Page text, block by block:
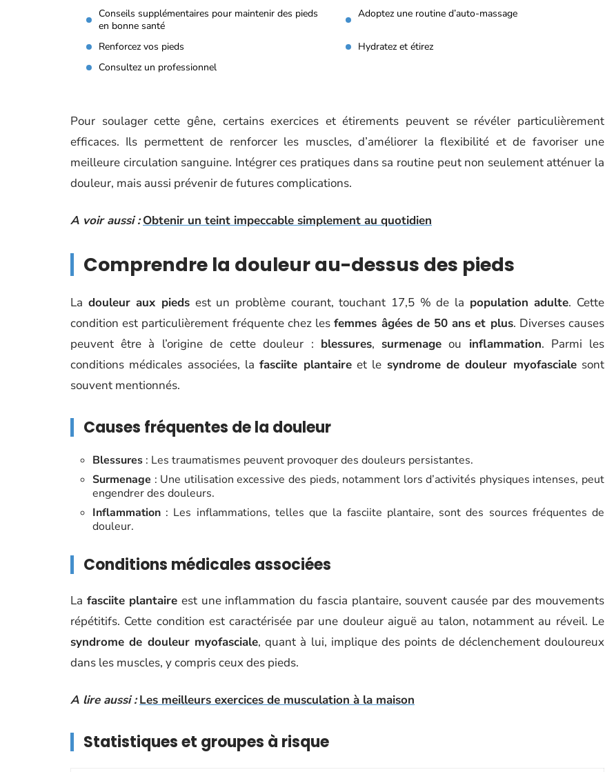
Conseils supplémentaires pour maintenir des pieds
en bonne santé
Adoptez une routine d’auto-massage
Renforcez vos pieds
Hydratez et étirez
Consultez un professionnel
Pour soulager cette gêne, certains exercices et étirements peuvent se révéler particulièrement
efficaces. Ils permettent de renforcer les muscles, d’améliorer la flexibilité et de favoriser une
meilleure circulation sanguine. Intégrer ces pratiques dans sa routine peut non seulement atténuer la
douleur, mais aussi prévenir de futures complications.
A voir aussi : Obtenir un teint impeccable simplement au quotidien
Comprendre la douleur au-dessus des pieds
La douleur aux pieds est un problème courant, touchant 17,5 % de la population adulte. Cette
condition est particulièrement fréquente chez lesfemmes âgées de 50 ans et plus. Diverses causes
peuvent être à l’origine de cette douleur : blessures, surmenage ou inflammation. Parmi les
conditions médicales associées, lafasciite plantaireet le syndrome de douleur myofascialesont
souvent mentionnés.
Causes fréquentes de la douleur
Blessures : Les traumatismes peuvent provoquer des douleurs persistantes.
Surmenage : Une utilisation excessive des pieds, notamment lors d’activités physiques intenses, peut
engendrer des douleurs.
Inflammation : Les inflammations, telles que la fasciite plantaire, sont des sources fréquentes de
douleur.
Conditions médicales associées
La fasciite plantaire est une inflammation du fascia plantaire, souvent causée par des mouvements
répétitifs. Cette condition est caractérisée par une douleur aiguë au talon, notamment au réveil. Le
syndrome de douleur myofasciale, quant à lui, implique des points de déclenchement douloureux
dans les muscles, y compris ceux des pieds.
A lire aussi : Les meilleurs exercices de musculation à la maison
Statistiques et groupes à risque